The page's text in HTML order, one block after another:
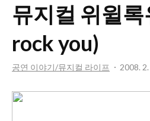
컴
뮤지컬 위윌
rock you)
공연 이야기/뮤지컬 라이프 2008.